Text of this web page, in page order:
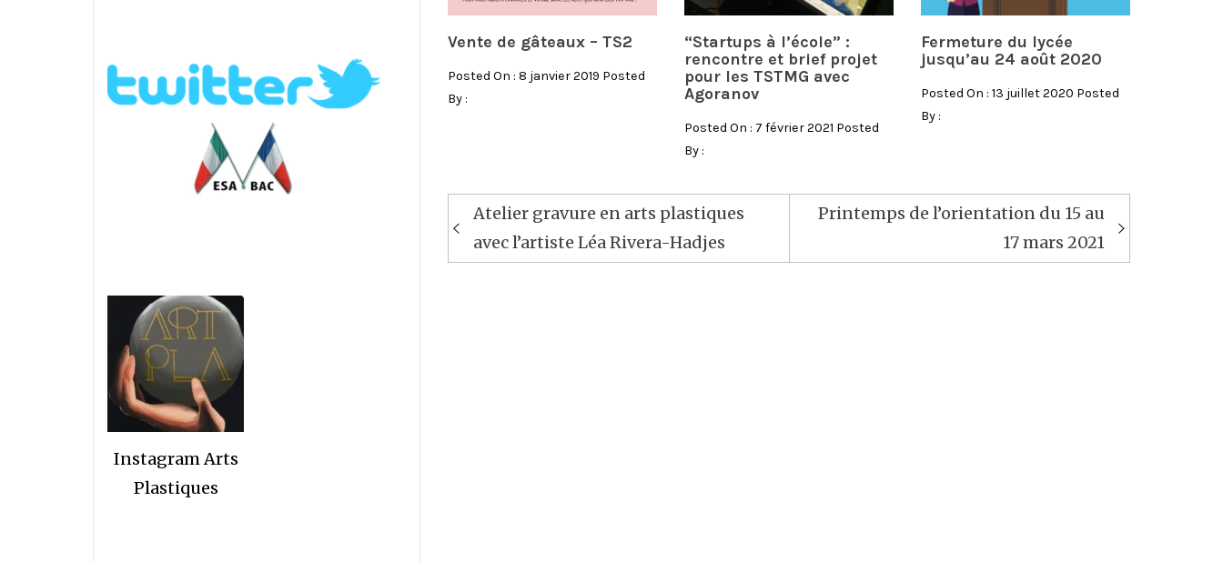
Vente de gâteaux – TS2
Posted On : 8 janvier 2019 Posted
By :
“Startups à l’école” :
rencontre et brief projet
pour les TSTMG avec
Agoranov
Posted On : 7 février 2021 Posted
By :
Fermeture du lycée
jusqu’au 24 août 2020
Posted On : 13 juillet 2020 Posted
By :
Navigation
de
Atelier gravure en arts plastiques
avec l’artiste Léa Rivera-Hadjes
Printemps de l’orientation du 15 au
17 mars 2021
Instagram Arts
Plastiques